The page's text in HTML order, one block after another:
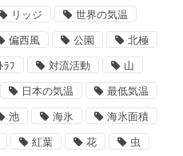
リッジ 世界の気温
偏西風 公園 北極
ﾗﾌ 対流活動 山
日本の気温 最低気温
池 海氷 海氷面積
紅葉 花 虫